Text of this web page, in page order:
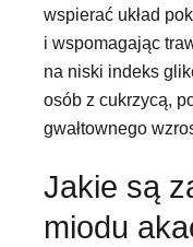
wspierać układ
i wspomagając
na niski indeks
osób z cukrzycą,
gwałtownego
Jakie są
miodu